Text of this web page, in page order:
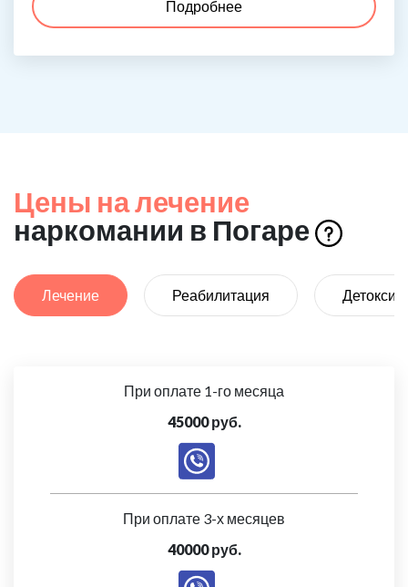
Подробнее
Цены на лечение
наркомании в Погаре
Лечение Реабилитация
При оплате 1-го месяца
45000 руб.
При оплате 3-х месяцев
40000 руб.